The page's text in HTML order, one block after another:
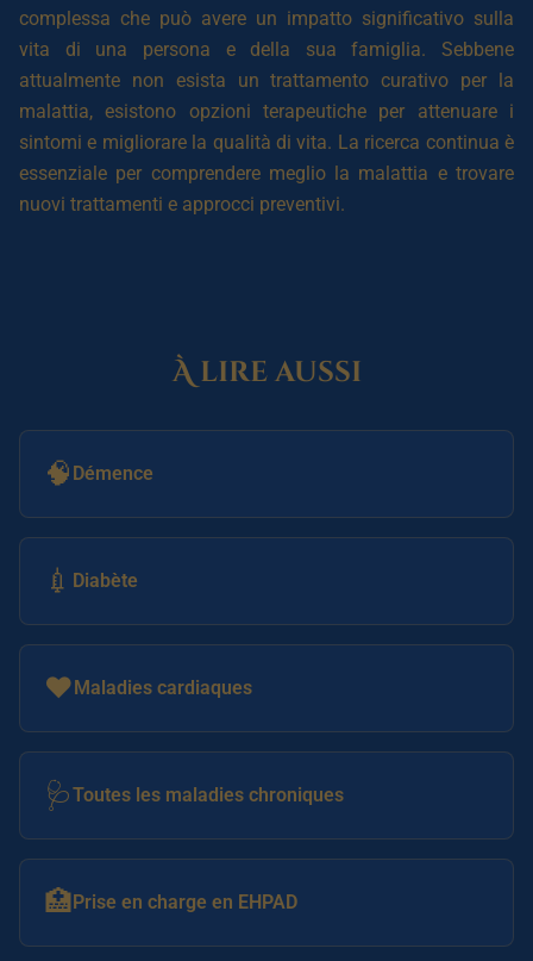
complessa che può avere un impatto significativo sulla
vita di una persona e della sua famiglia. Sebbene
attualmente non esista un trattamento curativo per la
malattia, esistono opzioni terapeutiche per attenuare i
sintomi e migliorare la qualità di vita. La ricerca continua è
essenziale per comprendere meglio la malattia e trovare
nuovi trattamenti e approcci preventivi.
À lire aussi
🧠 Démence
💉 Diabète
❤️Maladies cardiaques
🩺Toutes les maladies chroniques
🏥Prise en charge en EHPAD